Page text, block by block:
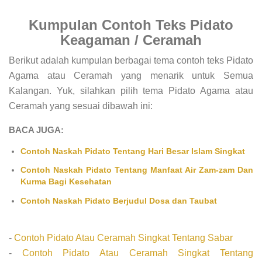
Kumpulan Contoh Teks Pidato
Keagaman / Ceramah
Berikut adalah kumpulan berbagai tema contoh teks Pidato
Agama atau Ceramah yang menarik untuk Semua
Kalangan. Yuk, silahkan pilih tema Pidato Agama atau
Ceramah yang sesuai dibawah ini:
BACA JUGA:
Contoh Naskah Pidato Tentang Hari Besar Islam Singkat
Contoh Naskah Pidato Tentang Manfaat Air Zam-zam Dan
Kurma Bagi Kesehatan
Contoh Naskah Pidato Berjudul Dosa dan Taubat
- Contoh Pidato Atau Ceramah Singkat Tentang Sabar
- Contoh Pidato Atau Ceramah Singkat Tentang